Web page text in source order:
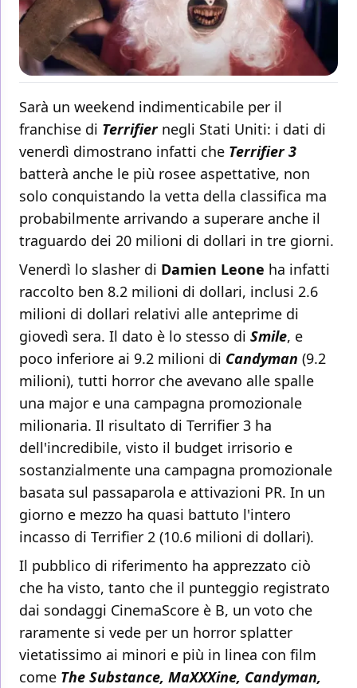
Sarà un weekend indimenticabile per il
franchise di Terrifiernegli Stati Uniti: i dati di
venerdì dimostrano infatti che Terrifier 3
batterà anche le più rosee aspettative, non
solo conquistando la vetta della classifica ma
probabilmente arrivando a superare anche il
traguardo dei 20 milioni di dollari in tre giorni.
Venerdì lo slasher di Damien Leone ha infatti
raccolto ben 8.2 milioni di dollari, inclusi 2.6
milioni di dollari relativi alle anteprime di
giovedì sera. Il dato è lo stesso di Smile, e
poco inferiore ai 9.2 milioni di Candyman (9.2
milioni), tutti horror che avevano alle spalle
una major e una campagna promozionale
milionaria. Il risultato di Terrifier 3 ha
dell'incredibile, visto il budget irrisorio e
sostanzialmente una campagna promozionale
basata sul passaparola e attivazioni PR. In un
giorno e mezzo ha quasi battuto l'intero
incasso di Terrifier 2 (10.6 milioni di dollari).
Il pubblico di riferimento ha apprezzato ciò
che ha visto, tanto che il punteggio registrato
dai sondaggi CinemaScore è B, un voto che
raramente si vede per un horror splatter
vietatissimo ai minori e più in linea con film
come The Substance, MaXXXine, Candyman,